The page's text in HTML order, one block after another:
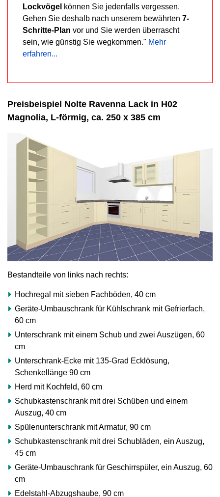
Lockvögel können Sie jedenfalls vergessen.
Gehen Sie deshalb nach unserem bewährten 7-
Schritte-Plan vor und Sie werden überrascht
sein, wie günstig Sie wegkommen." Mehr
erfahren...
Preisbeispiel Nolte Ravenna Lack in H02
Magnolia, L-förmig, ca. 250 x 385 cm
Bestandteile von links nach rechts:
Hochregal mit sieben Fachböden, 40 cm
Geräte-Umbauschrank für Kühlschrank mit Gefrierfach,
60 cm
Unterschrank mit einem Schub und zwei Auszügen, 60
cm
Unterschrank-Ecke mit 135-Grad Ecklösung,
Schenkellänge 90 cm
Herd mit Kochfeld, 60 cm
Schubkastenschrank mit drei Schüben und einem
Auszug, 40 cm
Spülenunterschrank mit Armatur, 90 cm
Schubkastenschrank mit drei Schubläden, ein Auszug,
45 cm
Geräte-Umbauschrank für Geschirrspüler, ein Auszug, 60
cm
Edelstahl-Abzugshaube, 90 cm